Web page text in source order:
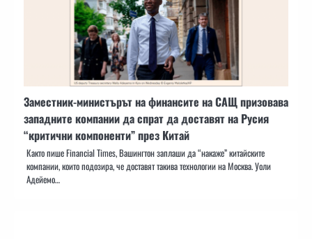
Заместник-министърът на финансите на САЩ призовава
западните компании да спрат да доставят на Русия
“критични компоненти” през Китай
Както пише Financial Times, Вашингтон заплаши да “накаже” китайските
компании, които подозира, че доставят такива технологии на Москва. Уоли
Адейемо…